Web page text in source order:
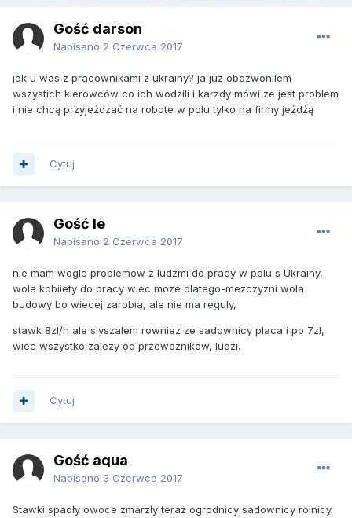
Gość darson
Napisano 2 Czerwca 2017
jak u was z pracownikami z ukrainy? ja juz obdzwonilem
wszystich kierowców co ich wodzili i karzdy mówi ze jest problem
i nie chcą przyjeżdzać na robote w polu tylko na firmy jeżdżą
Cytuj
Gość le
Napisano 2 Czerwca 2017
nie mam wogle problemow z ludzmi do pracy w polu s Ukrainy,
wole kobiiety do pracy wiec moze dlatego-mezczyzni wola
budowy bo wiecej zarobia, ale nie ma reguly,
stawk 8zl/h ale slyszalem rowniez ze sadownicy placa i po 7zl,
wiec wszystko zalezy od przewoznikow, ludzi.
Cytuj
Gość aqua
Napisano 3 Czerwca 2017
Stawki spadły owoce zmarzły teraz ogrodnicy sadownicy rolnicy